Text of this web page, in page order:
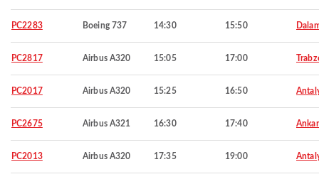
PC2283 Boeing 737 14:30 15:50
PC2817 Airbus A320 15:05 17:00
PC2017 Airbus A320 15:25 16:50
PC2675 Airbus A321 16:30 17:40
PC2013 Airbus A320 17:35 19:00